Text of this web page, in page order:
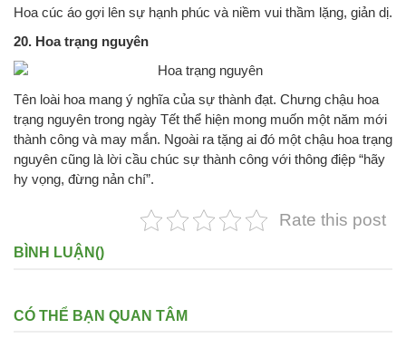
Hoa cúc áo gợi lên sự hạnh phúc và niềm vui thầm lặng, giản dị.
20. Hoa trạng nguyên
Tên loài hoa mang ý nghĩa của sự thành đạt. Chưng chậu hoa
trạng nguyên trong ngày Tết thể hiện mong muốn một năm mới
thành công và may mắn. Ngoài ra tặng ai đó một chậu hoa trạng
nguyên cũng là lời cầu chúc sự thành công với thông điệp “hãy
hy vọng, đừng nản chí”.
Rate this post
BÌNH LUẬN()
CÓ THỂ BẠN QUAN TÂM